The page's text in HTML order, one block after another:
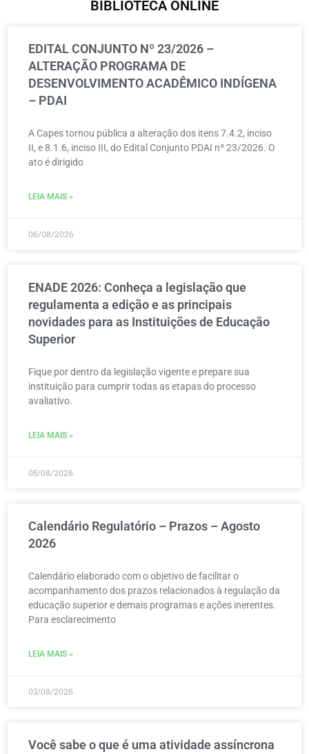
BIBLIOTECA ONLINE
EDITAL CONJUNTO Nº 23/2026 –
ALTERAÇÃO PROGRAMA DE
DESENVOLVIMENTO ACADÊMICO INDÍGENA
– PDAI
A Capes tornou pública a alteração dos itens 7.4.2, inciso
II, e 8.1.6, inciso III, do Edital Conjunto PDAI nº 23/2026. O
ato é dirigido
LEIA MAIS »
06/08/2026
ENADE 2026: Conheça a legislação que
regulamenta a edição e as principais
novidades para as Instituições de Educação
Superior
Fique por dentro da legislação vigente e prepare sua
instituição para cumprir todas as etapas do processo
avaliativo.
LEIA MAIS »
05/08/2026
Calendário Regulatório – Prazos – Agosto
2026
Calendário elaborado com o objetivo de facilitar o
acompanhamento dos prazos relacionados à regulação da
educação superior e demais programas e ações inerentes.
Para esclarecimento
LEIA MAIS »
03/08/2026
Você sabe o que é uma atividade assíncrona